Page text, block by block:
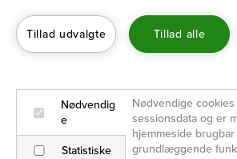
2100 København Ø
Kontakt VISDA
Dansk
English
Nyhedsbrev
Tilmeld dig vores
Tillad udvalgte Tillad alle
Nødvendig
e
Statistiske
Nødvendige
sessionsdata og er
hjemmeside
grundlæggende